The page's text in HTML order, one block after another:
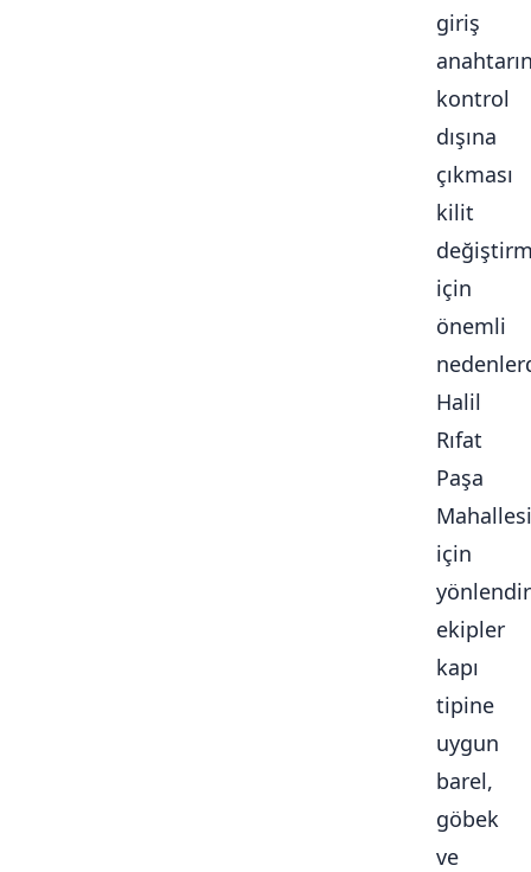
giriş
kontrol
dışına
çıkması
kilit
için
önemli
Halil
Rıfat
Paşa
Mahallesi
için
ekipler
kapı
tipine
uygun
barel,
göbek
ve